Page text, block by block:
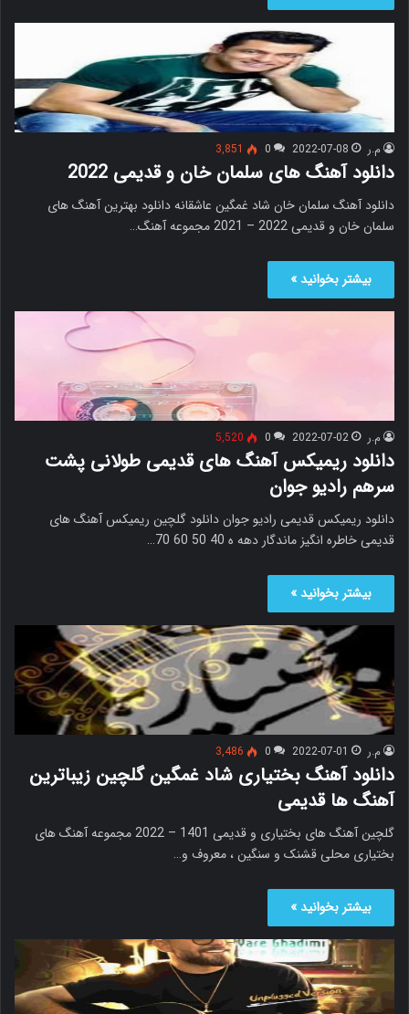
م.ر 2022-07-08
0
3,851
دانلود آهنگ های سلمان خان و قدیمی 2022
دانلود آهنگ سلمان خان شاد غمگین عاشقانه دانلود بهترین آهنگ های
سلمان خان و قدیمی 2022 – 2021 مجموعه آهنگ…
بیشتر بخوانید »
م.ر 2022-07-02
0
5,520
دانلود ریمیکس آهنگ های قدیمی طولانی پشت
سرهم رادیو جوان
دانلود ریمیکس قدیمی رادیو جوان دانلود گلچین ریمیکس آهنگ های
قدیمی خاطره انگیز ماندگار دهه ه 40 50 60 70…
بیشتر بخوانید »
م.ر 2022-07-01
0
3,486
دانلود آهنگ بختیاری شاد غمگین گلچین زیباترین
آهنگ ها قدیمی
گلچین آهنگ های بختیاری و قدیمی 1401 – 2022 مجموعه آهنگ های
بختیاری محلی قشنک و سنگین ، معروف و…
بیشتر بخوانید »